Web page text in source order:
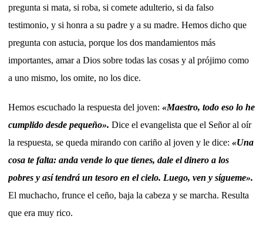
pregunta si mata, si roba, si comete adulterio, si da falso
testimonio, y si honra a su padre y a su madre. Hemos dicho que
pregunta con astucia, porque los dos mandamientos más
importantes, amar a Dios sobre todas las cosas y al prójimo como
a uno mismo, los omite, no los dice.
Hemos escuchado la respuesta del joven: «Maestro, todo eso lo he
cumplido desde pequeño». Dice el evangelista que el Señor al oír
la respuesta, se queda mirando con cariño al joven y le dice: «Una
cosa te falta: anda vende lo que tienes, dale el dinero a los
pobres y así tendrá un tesoro en el cielo. Luego, ven y sígueme».
El muchacho, frunce el ceño, baja la cabeza y se marcha. Resulta
que era muy rico.